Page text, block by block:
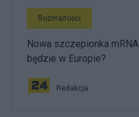
Rozmaitości
Nowa szczepionka
będzie w Europie?
Redakcja